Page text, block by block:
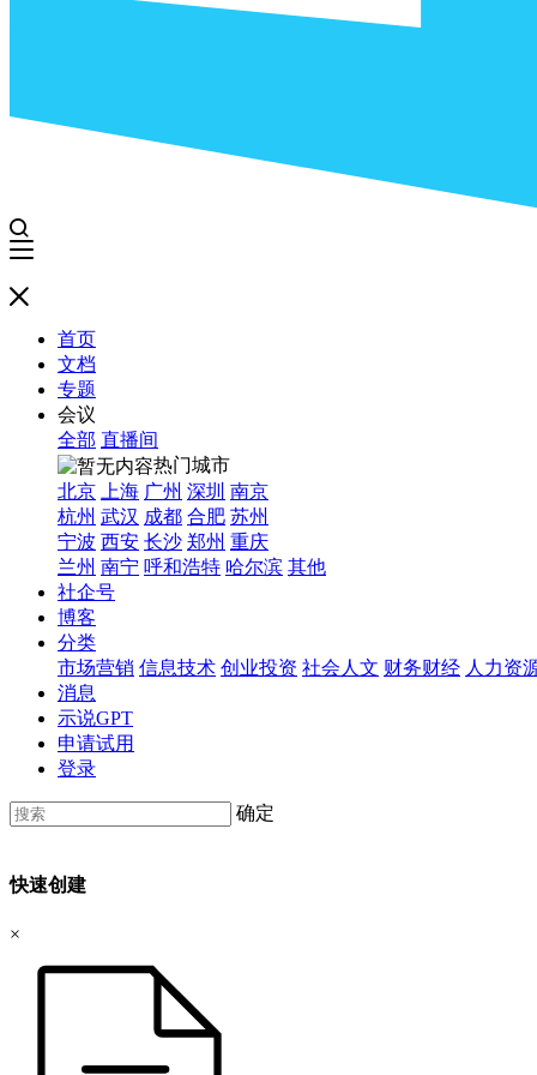
首页
文档
专题
会议
全部 直播间
热门城市
北京
上海 广州 深圳 南京
杭州 武汉 成都 合肥 苏州
宁波 西安 长沙 郑州 重庆
兰州 南宁 呼和浩特 哈尔滨 其他
社企号
博客
分类
市场营销 信息技术 创业投资 社会人文 财务财经 人力资
消息
示说GPT
申请试用
登录
确定
快速创建
×